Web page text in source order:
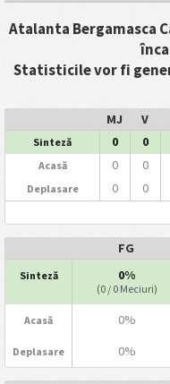
Atalanta Bergamasca
Statisticile vor fi
MJ V
Sinteză 0 0
Acasă 0 0
Deplasare 0 0
FG
Sinteză 0%
(0 / 0 Meciuri)
Acasă 0%
Deplasare 0%